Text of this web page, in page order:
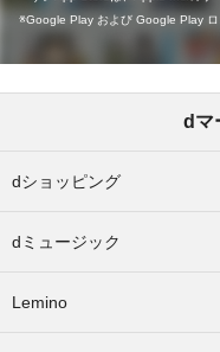
Google Play および Google Play ロ
dマ
dショッピング
dミュージック
Lemino